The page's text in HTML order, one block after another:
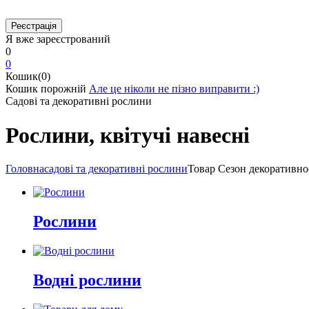
Я вже зареєстрований
0
0
Кошик(0)
Кошик порожній Але це ніколи не пізно виправити :)
Садові та декоративні рослини
Рослини, квітучі навесні
Головнасадові та декоративні рослиниТовар Cезон
Рослини
Водні рослини